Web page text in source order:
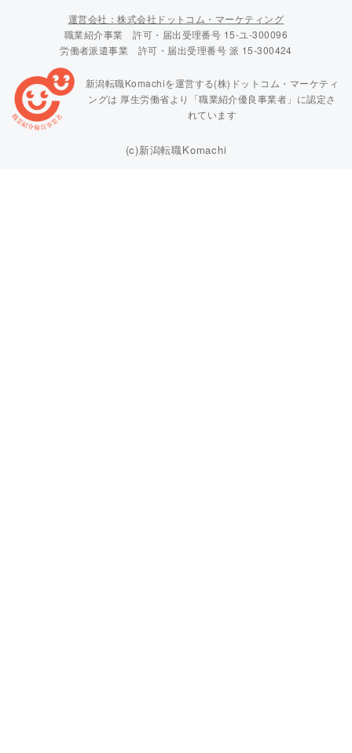
運営会社：株式会社ドットコム・マーケティング
職業紹介事業 許可・届出受理番号 15-ユ-300096
労働者派遣事業 許可・届出受理番号 派 15-300424
新潟転職Komachiを運営する(株)ドットコム・マーケティ
ングは 厚生労働省より「職業紹介優良事業者」に認定さ
れています
(c)新潟転職Komachi